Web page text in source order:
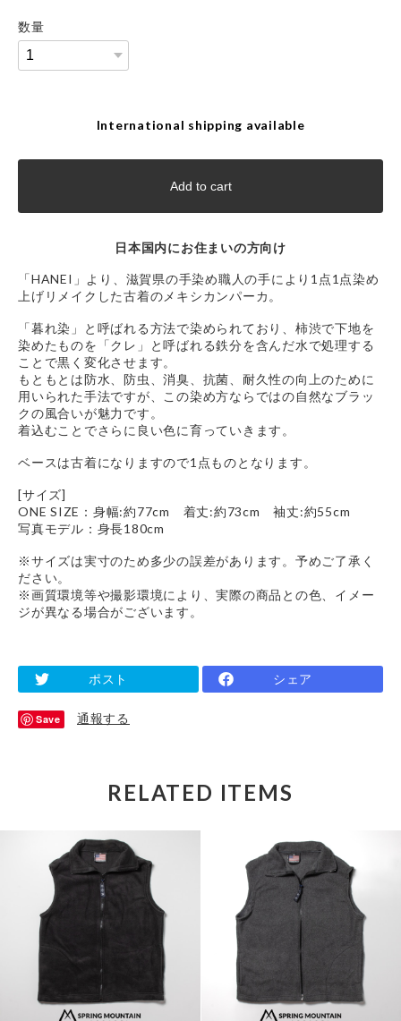
数量
International shipping available
Add to cart
日本国内にお住まいの方向け
「HANEI」より、滋賀県の手染め職人の手により1点1点染め
上げリメイクした古着のメキシカンパーカ。
「暮れ染」と呼ばれる方法で染められており、柿渋で下地を
染めたものを「クレ」と呼ばれる鉄分を含んだ水で処理する
ことで黒く変化させます。
もともとは防水、防虫、消臭、抗菌、耐久性の向上のために
用いられた手法ですが、この染め方ならではの自然なブラッ
クの風合いが魅力です。
着込むことでさらに良い色に育っていきます。
ベースは古着になりますので1点ものとなります。
[サイズ]
ONE SIZE：身幅:約77cm 着丈:約73cm 袖丈:約55cm
写真モデル：身長180cm
※サイズは実寸のため多少の誤差があります。予めご了承く
ださい。
※画質環境等や撮影環境により、実際の商品との色、イメー
ジが異なる場合がございます。
ポスト シェア
Save 通報する
RELATED ITEMS